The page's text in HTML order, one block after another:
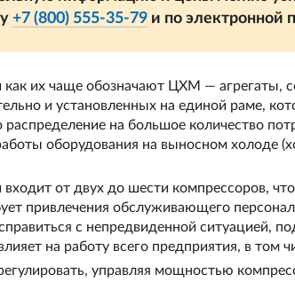
+7 (800) 555-35-79и по электронной
их чаще обозначают ЦХМ — агрегаты,
и установленных на единой раме,
на большое количество
оборудования на выносном холоде
от двух до шести компрессоров,
привлечения обслуживающего
с непредвиденной ситуацией,
на работу всего предприятия, в том
управляя мощностью